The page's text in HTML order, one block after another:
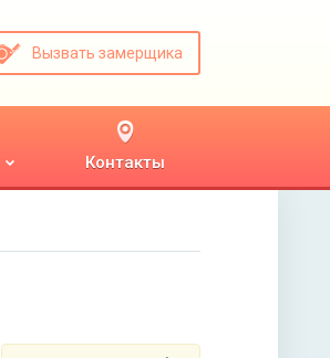
Вызвать замерщика
Контакты